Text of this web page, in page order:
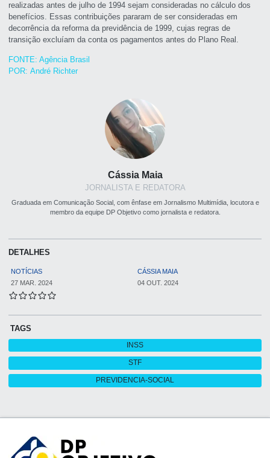
Cássia Maia
JORNALISTA E REDATORA
Graduada em Comunicação Social, com ênfase em Jornalismo Multimídia, locutora e
membro da equipe DP Objetivo como jornalista e redatora.
DETALHES
NOTÍCIAS
CÁSSIA MAIA
27 MAR. 2024
04 OUT. 2024
TAGS
INSS
STF
PREVIDENCIA-SOCIAL
realizadas antes de julho de 1994 sejam consideradas no cálculo dos
benefícios. Essas contribuições pararam de ser consideradas em
decorrência da reforma da previdência de 1999, cujas regras de
transição excluíam da conta os pagamentos antes do Plano Real.
FONTE: Agência Brasil
POR: André Richter